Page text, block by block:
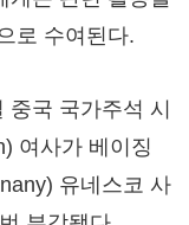
로 수여된다.
국 국가주석 시
여사가 베이징
유네스코 사